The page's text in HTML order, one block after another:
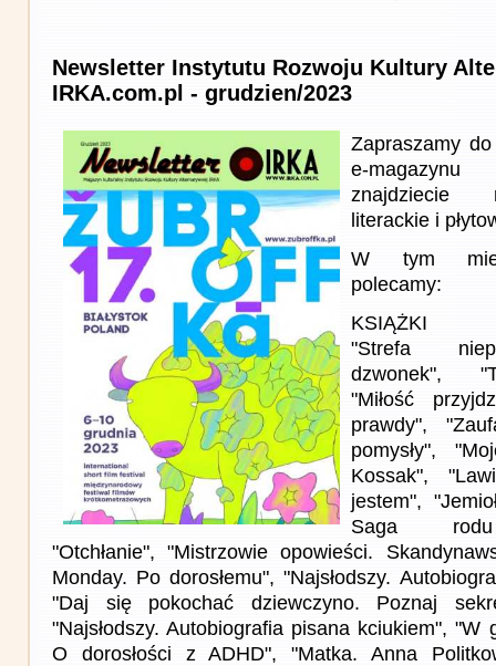
Newsletter Instytutu Rozwoju Kultury
IRKA.com.pl - grudzien/2023
Zapraszamy
e-
znajdziecie
literackie i
W tym
polecamy:
KSIĄŻKI
"Strefa
dzwonek",
"Miłość
prawdy",
pomysły",
Kossak",
jestem",
Saga rodu
"Otchłanie", "Mistrzowie opowieści.
Monday. Po dorosłemu", "Najsłodszy.
"Daj się pokochać dziewczyno. Poznaj
"Najsłodszy. Autobiografia pisana kciukiem", "W
O dorosłości z ADHD", "Matka. Anna